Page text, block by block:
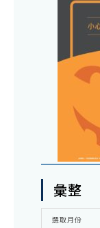
彙整
彙
選取月份